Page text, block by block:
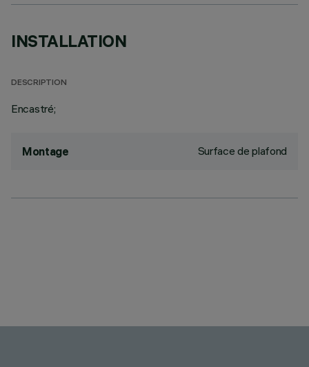
INSTALLATION
DESCRIPTION
Encastré;
Montage Surface de plafond